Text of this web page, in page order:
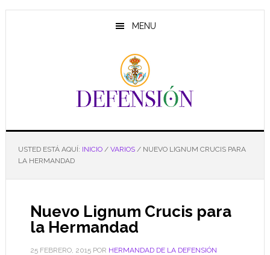
Saltar
Saltar
Saltar
MENU
USTED ESTÁ AQUÍ: INICIO / VARIOS /NUEVO LIGNUM CRUCIS PARA
LA HERMANDAD
Nuevo Lignum Crucis para
la Hermandad
25 FEBRERO, 2015POR HERMANDAD DE LA DEFENSIÓN